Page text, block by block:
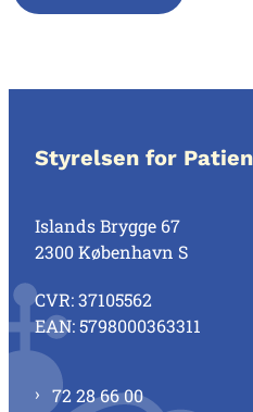
Styrelsen for
Islands Brygge 67
2300 København S
CVR: 37105562
EAN: 5798000363311
72 28 66 00